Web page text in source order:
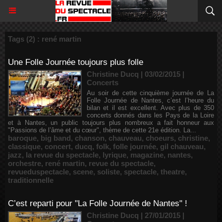
Tags (2) : rené martin
Une Folle Journée toujours plus folle
Christine Ducq | 03/02/2015 |
Concerts
Au soir de cette cinquième journée de La
Folle Journée de Nantes, c’est l’heure du
bilan et il est excellent. Avec plus de 350
concerts donnés dans les Pays de la Loire
et à Nantes, un public toujours plus nombreux a fait honneur aux
"Passions de l’âme et du cœur", thème de cette 21e édition. La...
baroque, big band, chanson, chauveau, choeurs, christine,
classique, concert, ducq, folk, folle journée, gil chauveau,
jazz, la revue du spectacle, lyrique, magazine, nantes,
orchestre, rené martin, revue du spectacle,
revueduspectacle, scene, soliste, spectacle, theatre,
traditionnelle
C’est reparti pour "La Folle Journée de Nantes" !
Christine Ducq | 27/01/2015 |